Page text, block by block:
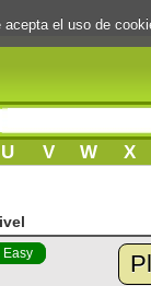
U V W X
Easy
el uso de